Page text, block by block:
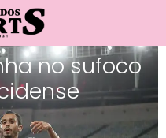
no sufoco